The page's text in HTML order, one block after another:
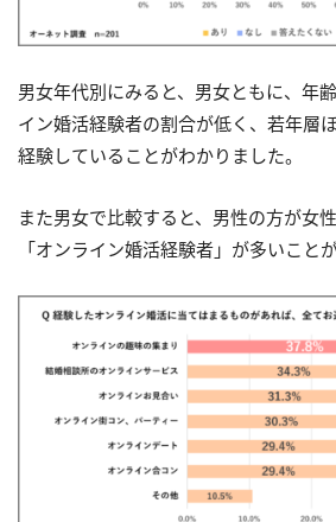
男女年代別にみると、男女ともに、年
イン婚活経験者の割合が低く、若年層
経験していることがわかりました。
また男女で比較すると、男性の方が女
「オンライン婚活経験者」が多いこと